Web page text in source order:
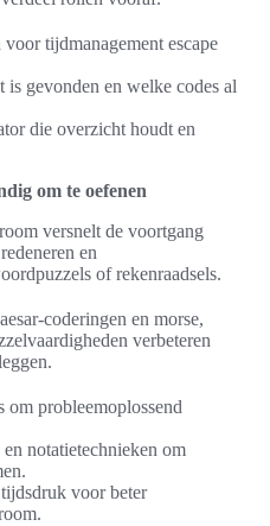
tijdmanagement escape
is gevonden en welke codes al
die overzicht houdt en
om te oefenen
versnelt de voortgang
en
of rekenraadsels.
coderingen en morse,
verbeteren
om probleemoplossend
notatietechnieken om
voor beter